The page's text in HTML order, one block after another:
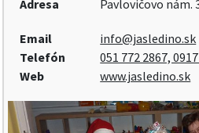
Adresa Pavlovičovo nám.
Email
info@jasledino.sk
Telefón
051 772 2867,
Web
www.jasledino.sk